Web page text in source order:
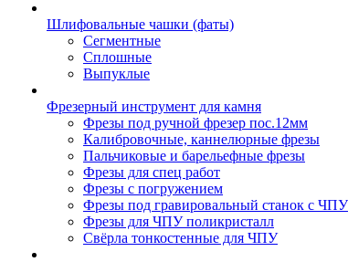
Шлифовальные чашки (фаты)
Сегментные
Сплошные
Выпуклые
Фрезерный инструмент для камня
Фрезы под ручной фрезер пос.12мм
Калибровочные, каннелюрные фрезы
Пальчиковые и барельефные фрезы
Фрезы для спец работ
Фрезы с погружением
Фрезы под гравировальный станок с ЧПУ
Фрезы для ЧПУ поликристалл
Свёрла тонкостенные для ЧПУ